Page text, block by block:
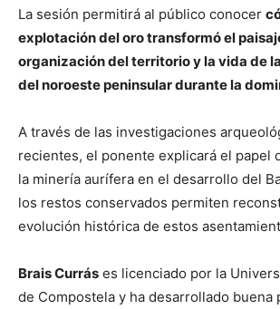
La sesión permitirá al público conocer
explotación del oro transformó el
organización del territorio y la vida de
del noroeste peninsular durante la
A través de las investigaciones
recientes, el ponente explicará el papel
la minería aurífera en el desarrollo del
los restos conservados permiten
evolución histórica de estos
Brais Currás es licenciado por la
de Compostela y ha desarrollado buena